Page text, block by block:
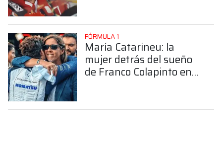
FÓRMULA 1
María Catarineu: la
mujer detrás del sueño
de Franco Colapinto en